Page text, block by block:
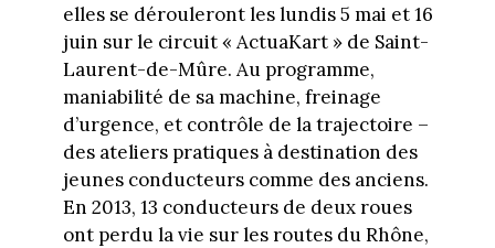
elles se dérouleront les lundis 5 mai et 16
juin sur le circuit « ActuaKart » de Saint-
Laurent-de-Mûre. Au programme,
maniabilité de sa machine, freinage
d’urgence, et contrôle de la trajectoire –
des ateliers pratiques à destination des
jeunes conducteurs comme des anciens.
En 2013, 13 conducteurs de deux roues
ont perdu la vie sur les routes du Rhône,